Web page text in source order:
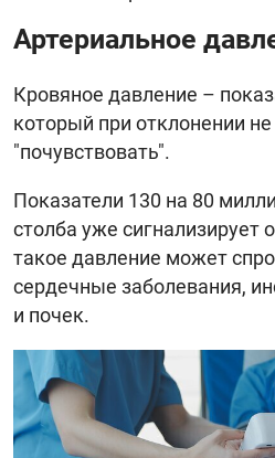
Артериальное
Кровяное давление –
который при отклонении
"почувствовать".
Показатели 130 на 80
столба уже сигнализирует
такое давление может
сердечные заболевания,
и почек.